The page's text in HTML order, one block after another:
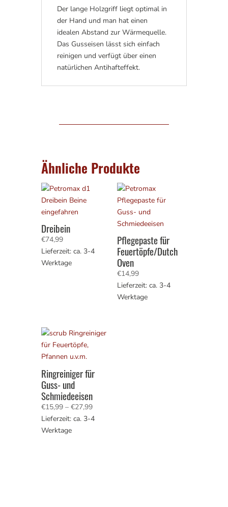
Der lange Holzgriff liegt optimal in
der Hand und man hat einen
idealen Abstand zur Wärmequelle.
Das Gusseisen lässt sich einfach
reinigen und verfügt über einen
natürlichen Antihafteffekt.
Ähnliche Produkte
Dreibein
€74,99
Lieferzeit: ca. 3-4
Werktage
Pflegepaste für
Feuertöpfe/Dutch
Oven
€14,99
Lieferzeit: ca. 3-4
Werktage
Ringreiniger für
Guss- und
Schmiedeeisen
€15,99 – €27,99Preisspanne:
€15,99
Lieferzeit: ca. 3-4
Werktage